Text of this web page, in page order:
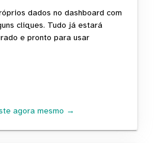
dados no dashboard com
cliques. Tudo já estará
e pronto para usar
agora mesmo →